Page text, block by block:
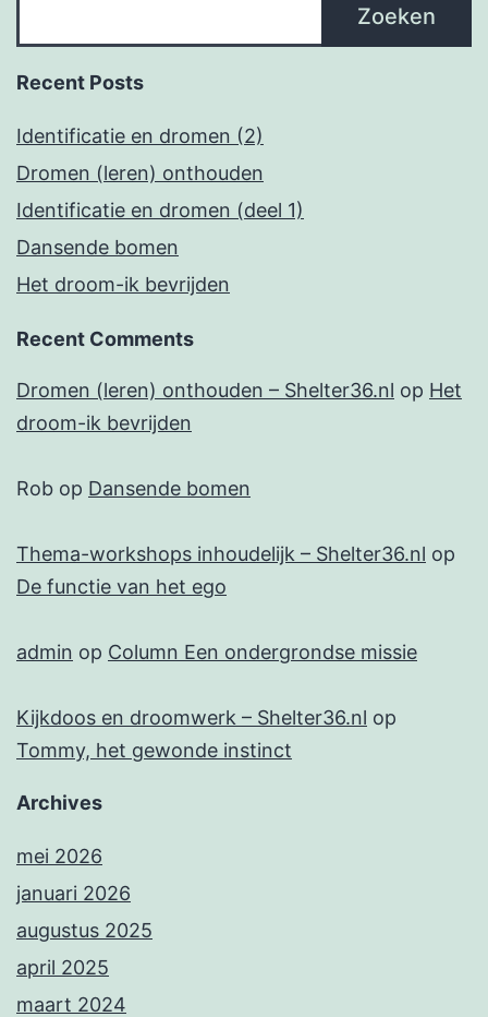
Zoeken
Recent Posts
Identificatie en dromen (2)
Dromen (leren) onthouden
Identificatie en dromen (deel 1)
Dansende bomen
Het droom-ik bevrijden
Recent Comments
Dromen (leren) onthouden – Shelter36.nl op Het
droom-ik bevrijden
Rob op Dansende bomen
Thema-workshops inhoudelijk – Shelter36.nl op
De functie van het ego
admin op Column Een ondergrondse missie
Kijkdoos en droomwerk – Shelter36.nl op
Tommy, het gewonde instinct
Archives
mei 2026
januari 2026
augustus 2025
april 2025
maart 2024